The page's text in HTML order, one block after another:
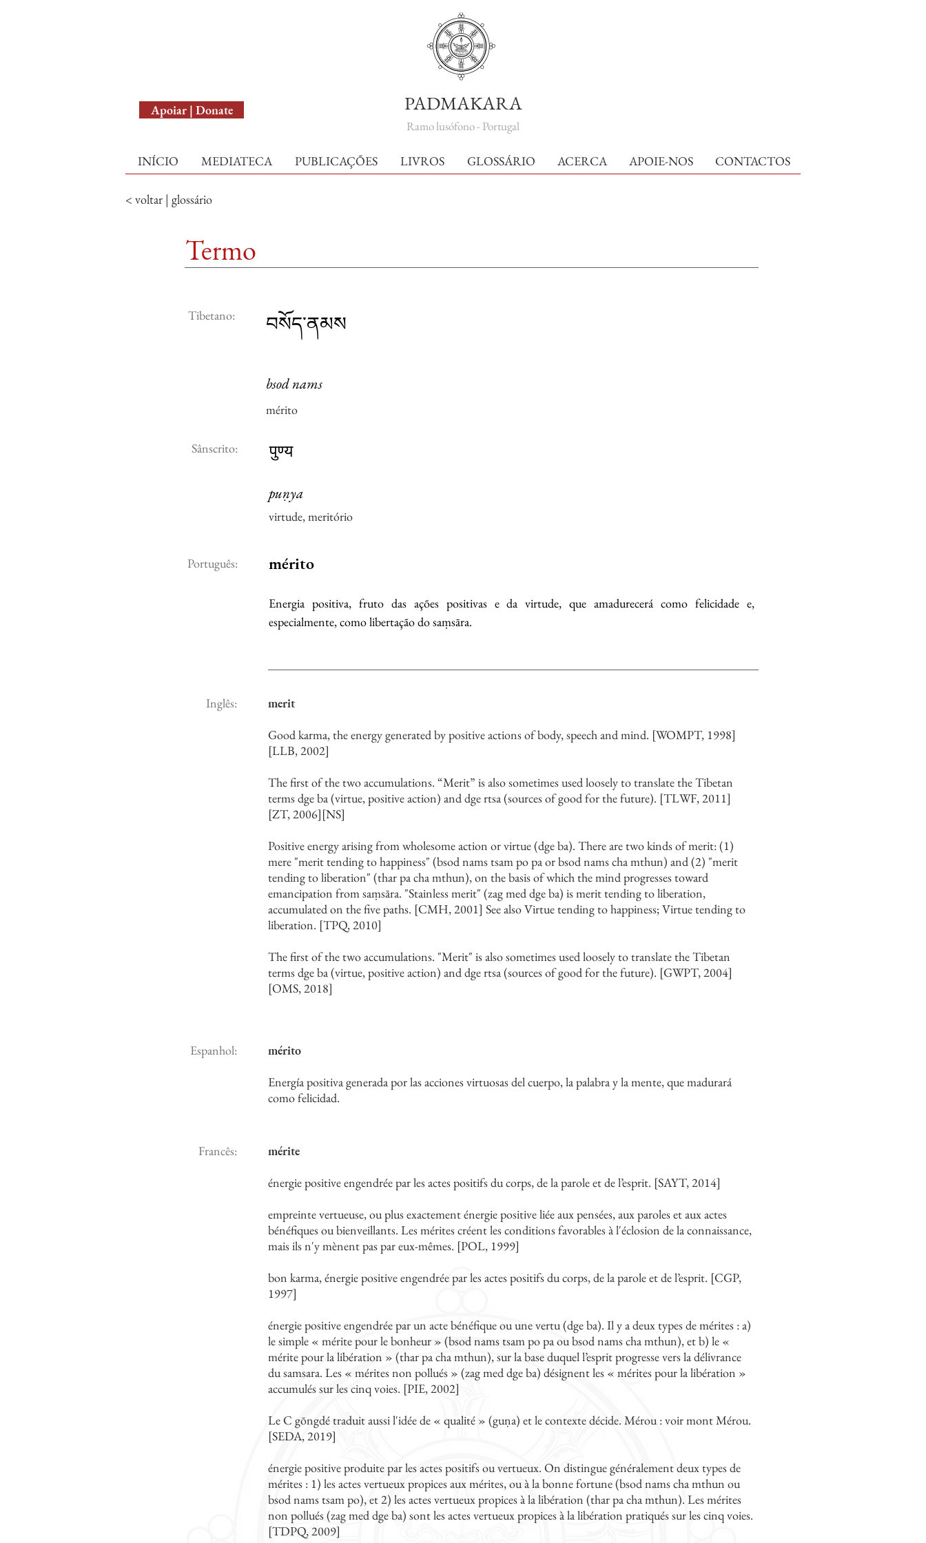
Apoiar | Donate PADMAKARA
Ramo lusófono - Portugal
INÍCIO MEDIATECA PUBLICAÇÕES LIVROS GLOSSÁRIO ACERCA APOIE-NOS CONTACTOS
< voltar | glossário
Termo
Tibetano: བསོད་ནམས
bsod nams
mérito
Sânscrito: पुण्य
puṇya
virtude, meritório
Português: mérito
Energia positiva, fruto das ações positivas e da virtude, que amadurecerá como felicidade e,
especialmente, como libertação do saṃsāra.
Inglês:
merit
Good karma, the energy generated by positive actions of body, speech and mind. [WOMPT, 1998]
[LLB, 2002]
The first of the two accumulations. “Merit” is also sometimes used loosely to translate the Tibetan
terms dge ba (virtue, positive action) and dge rtsa (sources of good for the future). [TLWF, 2011]
[ZT, 2006][NS]
Positive energy arising from wholesome action or virtue (dge ba). There are two kinds of merit: (1)
mere "merit tending to happiness" (bsod nams tsam po pa or bsod nams cha mthun) and (2) "merit
tending to liberation" (thar pa cha mthun), on the basis of which the mind progresses toward
emancipation from saṃsāra. "Stainless merit" (zag med dge ba) is merit tending to liberation,
accumulated on the five paths. [CMH, 2001] See also Virtue tending to happiness; Virtue tending to
liberation. [TPQ, 2010]
The first of the two accumulations. "Merit" is also sometimes used loosely to translate the Tibetan
terms dge ba (virtue, positive action) and dge rtsa (sources of good for the future). [GWPT, 2004]
[OMS, 2018]
Espanhol:
mérito
Energía positiva generada por las acciones virtuosas del cuerpo, la palabra y la mente, que madurará
como felicidad.
Francês:
mérite
énergie positive engendrée par les actes positifs du corps, de la parole et de l’esprit. [SAYT, 2014]
empreinte vertueuse, ou plus exactement énergie positive liée aux pensées, aux paroles et aux actes
bénéfiques ou bienveillants. Les mérites créent les conditions favorables à l'éclosion de la connaissance,
mais ils n'y mènent pas par eux-mêmes. [POL, 1999]
bon karma, énergie positive engendrée par les actes positifs du corps, de la parole et de l’esprit. [CGP,
1997]
énergie positive engendrée par un acte bénéfique ou une vertu (dge ba). Il y a deux types de mérites : a)
le simple « mérite pour le bonheur » (bsod nams tsam po pa ou bsod nams cha mthun), et b) le «
mérite pour la libération » (thar pa cha mthun), sur la base duquel l’esprit progresse vers la délivrance
du samsara. Les « mérites non pollués » (zag med dge ba) désignent les « mérites pour la libération »
accumulés sur les cinq voies. [PIE, 2002]
Le C gōngdé traduit aussi l'idée de « qualité » (guṇa) et le contexte décide. Mérou : voir mont Mérou.
[SEDA, 2019]
énergie positive produite par les actes positifs ou vertueux. On distingue généralement deux types de
mérites : 1) les actes vertueux propices aux mérites, ou à la bonne fortune (bsod nams cha mthun ou
bsod nams tsam po), et 2) les actes vertueux propices à la libération (thar pa cha mthun). Les mérites
non pollués (zag med dge ba) sont les actes vertueux propices à la libération pratiqués sur les cinq voies.
[TDPQ, 2009]